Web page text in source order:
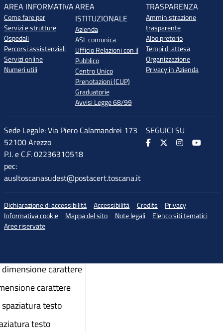
AREA INFORMATIVA
Come fare per
Servizi e strutture
Ospedali
Percorsi assistenziali
Servizi online
Numeri utili
AREA
ISTITUZIONALE
Azienda
ASL comunica
Ufficio Relazioni con il
Pubblico
Centro Unico
Prenotazioni (CUP)
Graduatorie
Avvisi Legge 68/99
TRASPARENZA
Amministrazione
trasparente
Albo pretorio
Tempi di attesa
Organizzazione
Privacy in Azienda
Sede Legale: Via Piero Calamandrei 173
52100 Arezzo
P.I. e C.F. 02236310518
pec:
ausltoscanasudest@postacert.toscana.it
SEGUICI SU
Dichiarazione di accessibilità Accessibilità Credits
Privacy
Informativa cookie
Mappa del sito Note legali
Elenco siti tematici
Aree riservate
carattere
carattere
testo
testo